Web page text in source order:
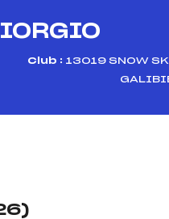
Club : 13019 SNOW